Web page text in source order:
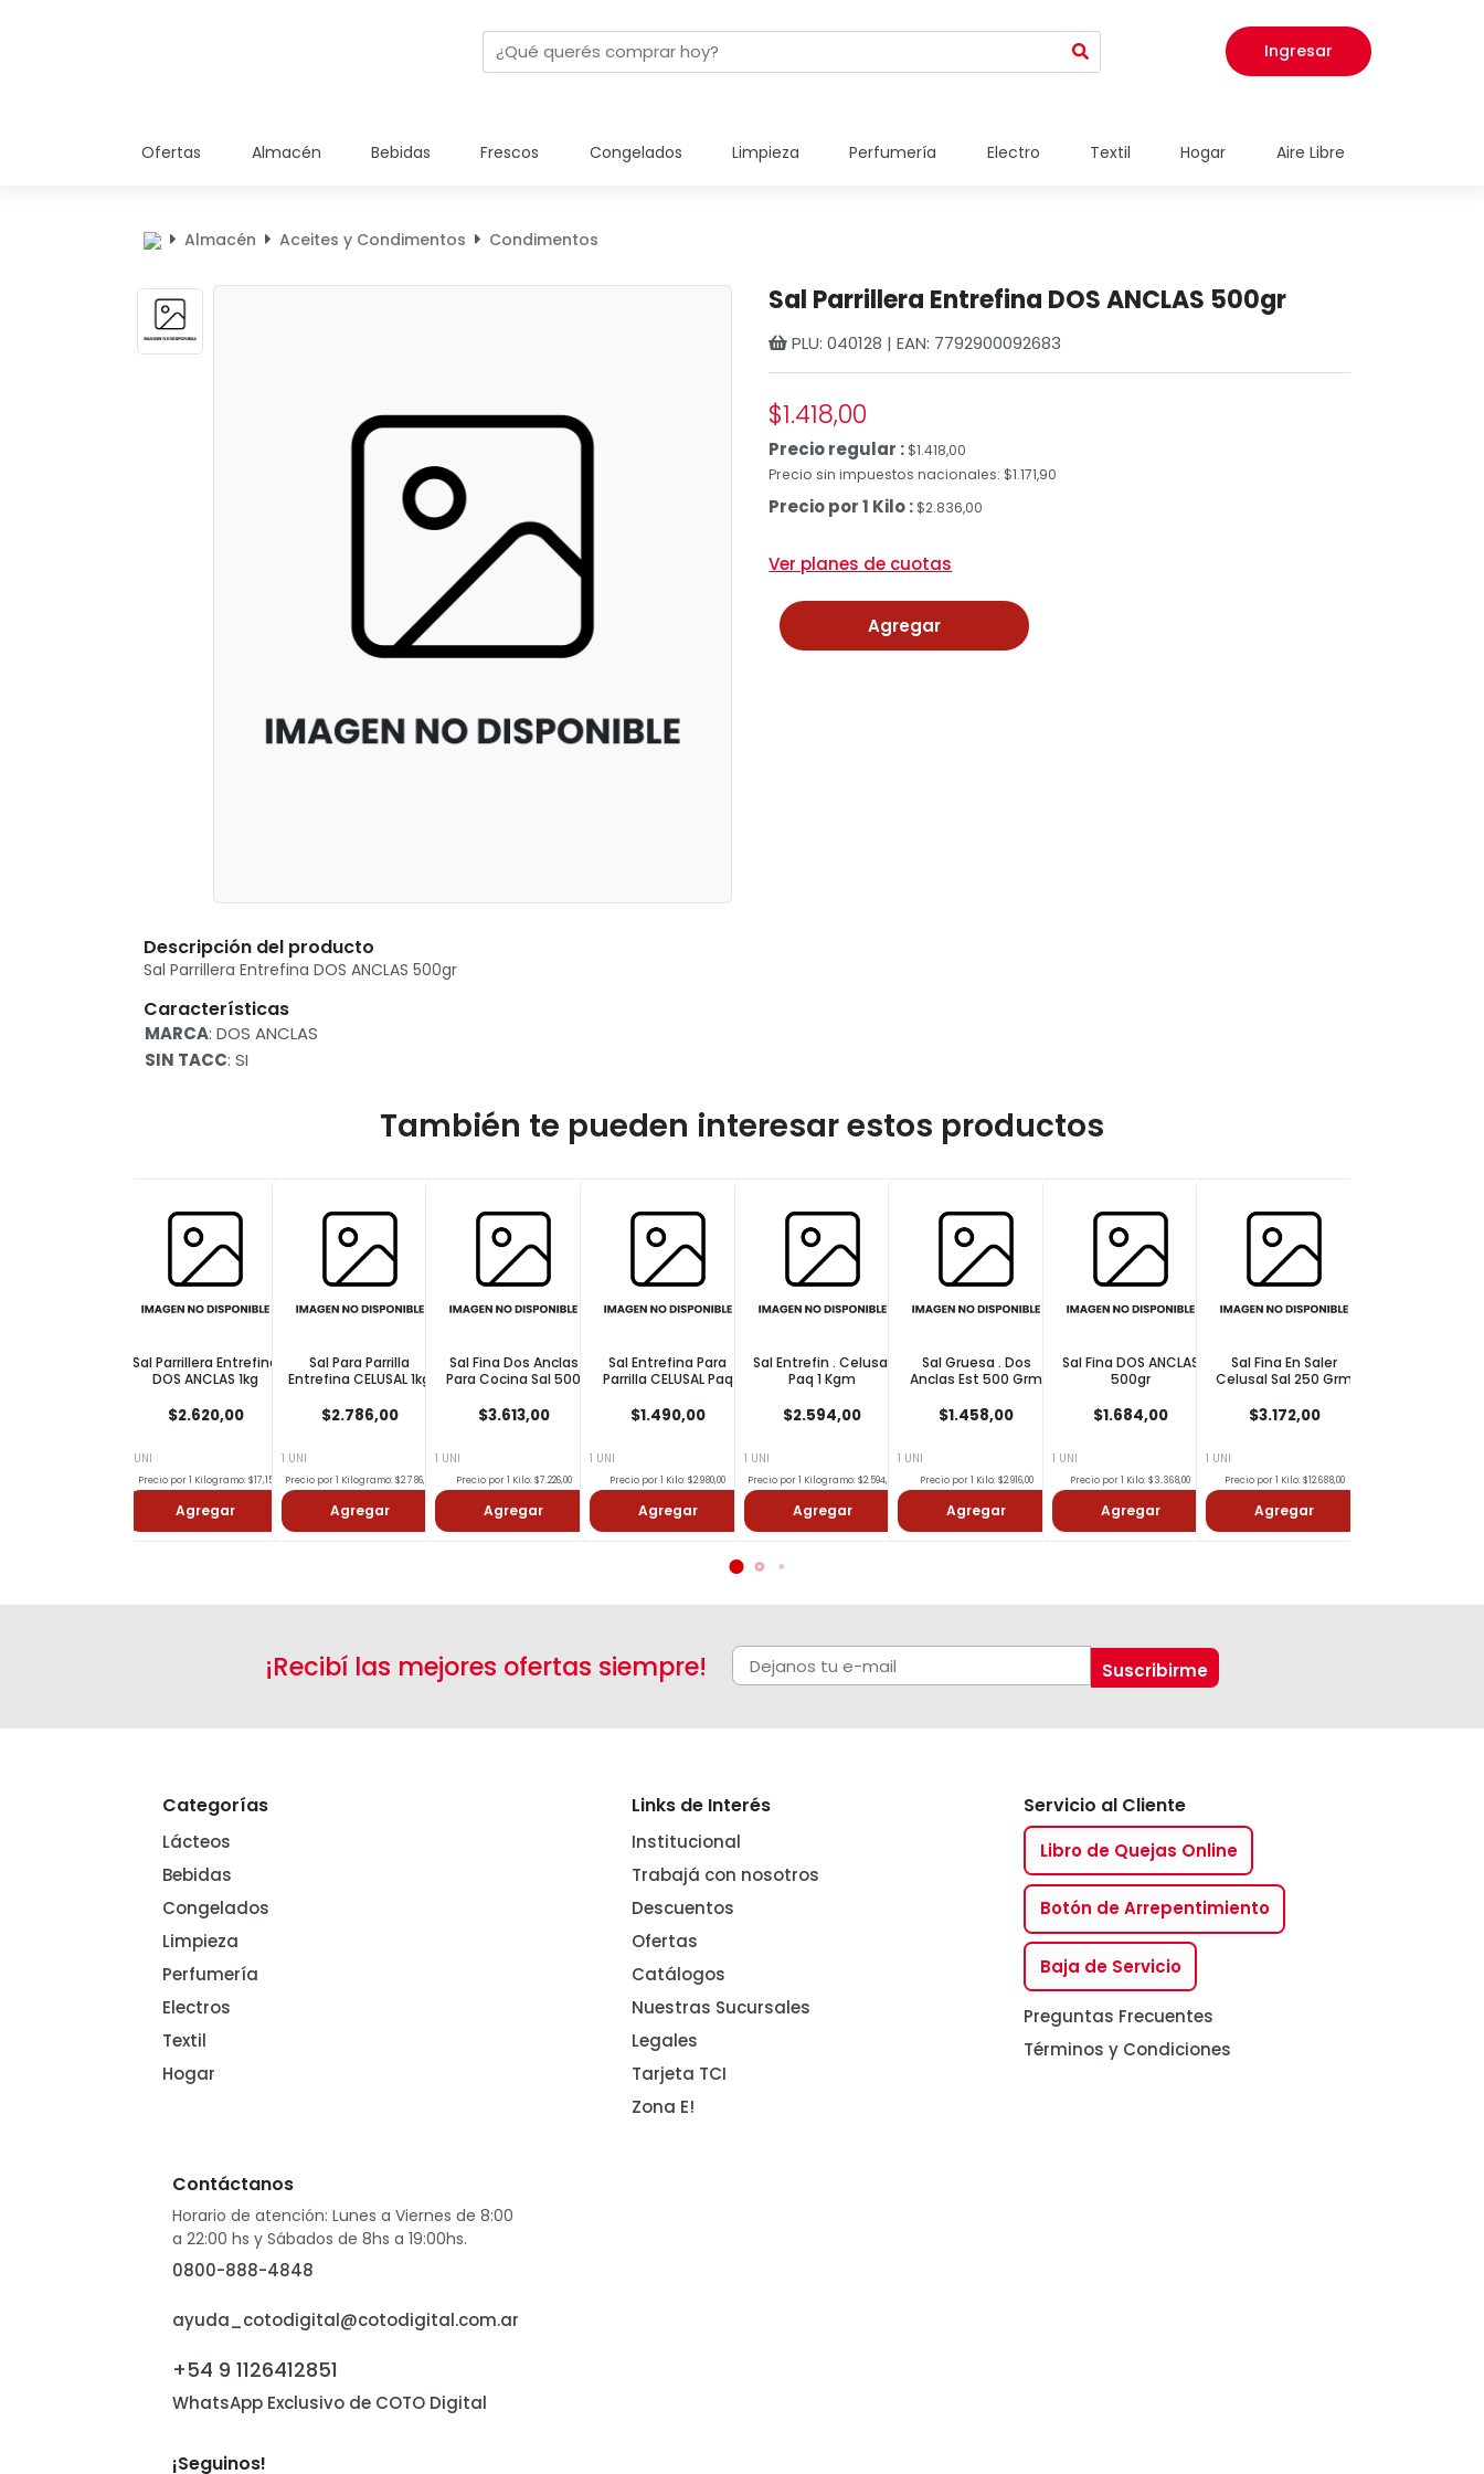
Ingresar
Ofertas Almacén Bebidas Frescos Congelados Limpieza Perfumería Electro Textil Hogar Aire Libre
Almacén Aceites y Condimentos Condimentos
Sal Parrillera Entrefina DOS ANCLAS 500gr
PLU: 040128 | EAN: 7792900092683
$1.418,00
Precio regular : $1.418,00
Precio sin impuestos nacionales: $1.171,90
Precio por 1 Kilo : $2.836,00
Ver planes de cuotas
Agregar
Descripción del producto
Sal Parrillera Entrefina DOS ANCLAS 500gr
Características
MARCA: DOS ANCLAS
SIN TACC: SI
También te pueden interesar estos productos
Sal Parrillera Entrefina
DOS ANCLAS 1kg
$2.620,00
1 UNI
Precio por 1 Kilogramo: $17,15
Agregar
Sal Para Parrilla
Entrefina CELUSAL 1kg
$2.786,00
1 UNI
Precio por 1 Kilogramo: $2.786,00
Agregar
Sal Fina Dos Anclas
Para Cocina Sal 500
$3.613,00
1 UNI
Precio por 1 Kilo: $7.226,00
Agregar
Sal Entrefina Para
Parrilla CELUSAL Paq
$1.490,00
1 UNI
Precio por 1 Kilo: $2.980,00
Agregar
Sal Entrefin . Celusal
Paq 1 Kgm
$2.594,00
1 UNI
Precio por 1 Kilogramo: $2.594,00
Agregar
Sal Gruesa . Dos
Anclas Est 500 Grm
$1.458,00
1 UNI
Precio por 1 Kilo: $2.916,00
Agregar
Sal Fina DOS ANCLAS
500gr
$1.684,00
1 UNI
Precio por 1 Kilo: $3.368,00
Agregar
Sal Fina En Saler
Celusal Sal 250 Grm
$3.172,00
1 UNI
Precio por 1 Kilo: $12.688,00
Agregar
¡Recibí las mejores ofertas siempre!
Categorías
Lácteos
Bebidas
Congelados
Limpieza
Perfumería
Electros
Textil
Hogar
Links de Interés
Institucional
Trabajá con nosotros
Descuentos
Ofertas
Catálogos
Nuestras Sucursales
Legales
Tarjeta TCI
Zona E!
Servicio al Cliente
Libro de Quejas Online
Botón de Arrepentimiento
Baja de Servicio
Preguntas Frecuentes
Términos y Condiciones
Contáctanos
Horario de atención: Lunes a Viernes de 8:00
a 22:00 hs y Sábados de 8hs a 19:00hs.
0800-888-4848
ayuda_cotodigital@cotodigital.com.ar
+54 9 1126412851
WhatsApp Exclusivo de COTO Digital
¡Seguinos!